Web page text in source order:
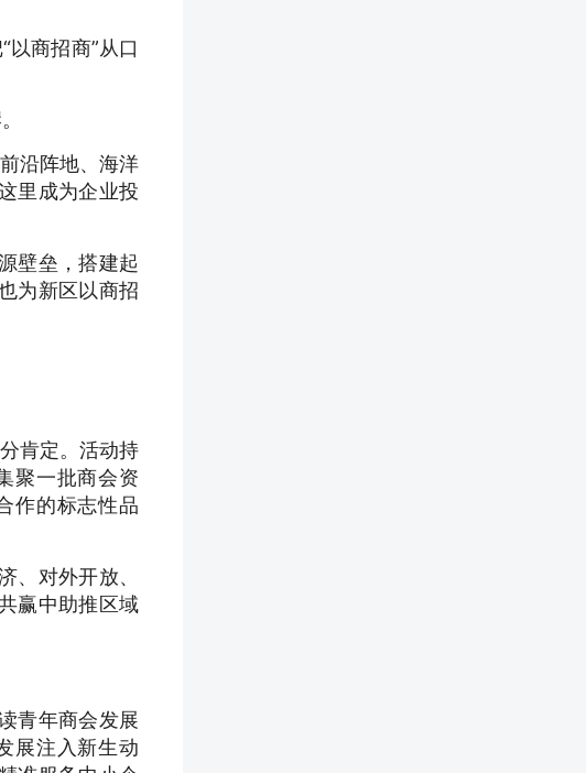
以商招商”从口
沿阵地、海洋
里成为企业投
壁垒，搭建起
为新区以商招
肯定。活动持
聚一批商会资
作的标志性品
、对外开放、
赢中助推区域
青年商会发展
展注入新生动